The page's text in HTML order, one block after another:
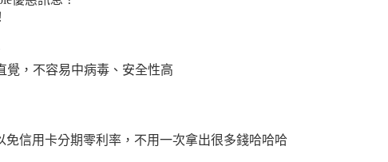
覺，不容易中病毒、安全性高
免信用卡分期零利率，不用一次拿出很多錢哈哈哈